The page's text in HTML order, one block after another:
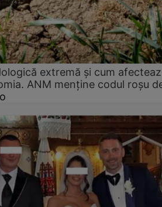
extremă și cum
ANM menține codul roșu